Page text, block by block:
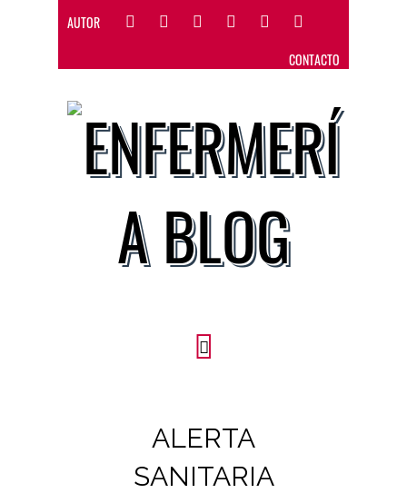
AUTOR
CONTACTO
ALERTA
SANITARIA